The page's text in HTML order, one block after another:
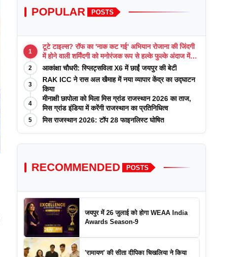
POPULAR POSTS
1
टूटे टाइल्स? रॉफ का 'नाक कट गई' अभियान रोजाना की जिंदगी
में होने वाली शर्मिंदगी को मनोरंजक रूप से हल्के फुल्के अंदाज में
याद कराता है
2 आकांक्षा चौधरी: स्प्लिट्सविला X6 में छाईं जयपुर की बेटी
3
RAK ICC ने रास अल खैमाह में नया व्यापार केंद्र का उद्घाटन
किया
4
मीनाक्षी छापोला को मिला मिस ग्रांड राजस्थान 2026 का ताज,
मिस ग्रांड इंडिया में करेंगी राजस्थान का प्रतिनिधित्व
5 मिस राजस्थान 2026: टॉप 28 फाइनलिस्ट घोषित
RECOMMENDED POSTS
जयपुर में 26 जुलाई को होगा WEAA India
Awards Season-9
'रामायण' की सीता दीपिका चिखलिया ने किया